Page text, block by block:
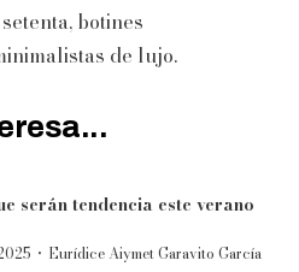
botines
de lujo.
serán tendencia este verano
· Eurídice Aiymet Garavito García